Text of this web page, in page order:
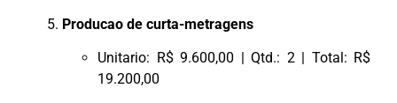
Producao de curta-metragens
Unitario: R$ 9.600,00 | Qtd.: 2 | Total: R$
19.200,00